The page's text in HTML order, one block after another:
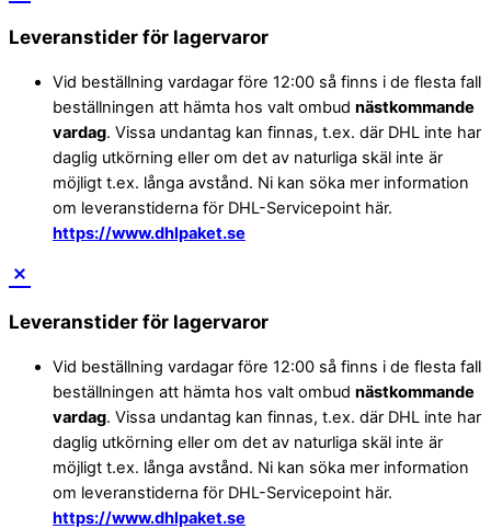
Leveranstider för lagervaror
Vid beställning vardagar före 12:00 så finns i de flesta fall
beställningen att hämta hos valt ombud nästkommande
vardag. Vissa undantag kan finnas, t.ex. där DHL inte har
daglig utkörning eller om det av naturliga skäl inte är
möjligt t.ex. långa avstånd. Ni kan söka mer information
om leveranstiderna för DHL-Servicepoint här.
https://www.dhlpaket.se
Leveranstider för lagervaror
Vid beställning vardagar före 12:00 så finns i de flesta fall
beställningen att hämta hos valt ombud nästkommande
vardag. Vissa undantag kan finnas, t.ex. där DHL inte har
daglig utkörning eller om det av naturliga skäl inte är
möjligt t.ex. långa avstånd. Ni kan söka mer information
om leveranstiderna för DHL-Servicepoint här.
https://www.dhlpaket.se